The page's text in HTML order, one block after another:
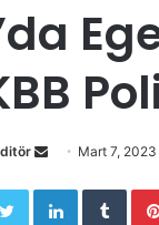
n
Mart 7, 2023
Twitter LinkedIn Tumblr